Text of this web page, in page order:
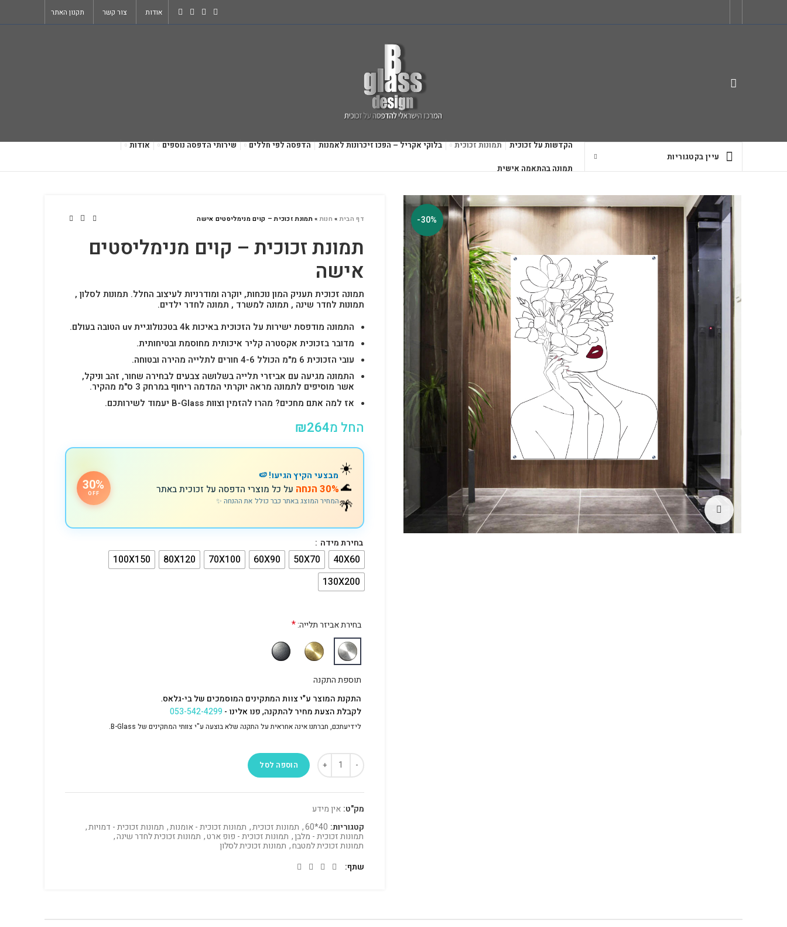
אודות צור קשר תקנון האתר
עיין בקטגוריות
הקדשות על זכוכית תמונות זכוכית בלוקי אקריל – הפכו זיכרונות לאמנות הדפסה לפי חללים שירותי הדפסה נוספים אודות
תמונה בהתאמה אישית
-30%
לחץ להגדלה
דף הבית» חנות»תמונת זכוכית – קוים מנימליסטים אישה
תמונת זכוכית – קוים מנימליסטים
אישה
תמונה זכוכית תעניק המון נוכחות, יוקרה ומודרניות לעיצוב החלל. תמונות לסלון ,
תמונות לחדר שינה , תמונה למשרד , תמונה לחדר ילדים.
התמונה מודפסת ישירות על הזכוכית באיכות 4k בטכנולוגיית uv הטובה בעולם.
מדובר בזכוכית אקסטרה קליר איכותית מחוסמת ובטיחותית.
עובי הזכוכית 6 מ"מ הכולל 4-6 חורים לתלייה מהירה ובטוחה.
התמונה מגיעה עם אביזרי תלייה בשלושה צבעים לבחירה שחור, זהב וניקל,
אשר מוסיפים לתמונה מראה יוקרתי המדמה ריחוף במרחק 3 ס"מ מהקיר.
אז למה אתם מחכים? מהרו להזמין וצוות B-Glass יעמוד לשירותכם.
החל מ ₪264
☀️
🌊
🌴
מבצעי הקיץ הגיעו! 🍉
30% הנחה על כל מוצרי הדפסה על זכוכית באתר
המחיר המוצג באתר כבר כולל את ההנחה ✨
30%
OFF
בחירת מידה
40X60
50X70
60X90
70X100
80X120
100X150
130X200
בחירת אביזר תלייה:*
תוספת התקנה
התקנת המוצר ע"י צוות המתקינים המוסמכים של בי-גלאס.
לקבלת הצעת מחיר להתקנה, פנו אלינו -053-542-4299
לידיעתכם, חברתנו אינה אחראית על התקנה שלא בוצעה ע"י צוותי המתקינים של B-Glass.
הוספה לסל
מק"ט: אין מידע
קטגוריות: 40*60
, תמונות זכוכית, תמונות זכוכית - אומנות, תמונות זכוכית - דמויות,
תמונות זכוכית - מלבן, תמונות זכוכית - פופ ארט, תמונות זכוכית לחדר שינה,
תמונות זכוכית למטבח, תמונות זכוכית לסלון
שתף